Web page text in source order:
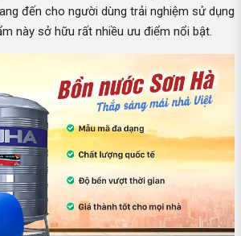
đến cho người dùng trải nghiệm sử dụng
này sở hữu rất nhiều ưu điểm nổi bật.